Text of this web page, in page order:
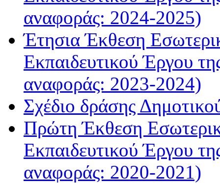
αναφοράς: 2024-2025)
Έτησια Έκθεση
Εκπαιδευτικού Έργου
αναφοράς: 2023-2024)
Σχέδιο δράσης
Πρώτη Έκθεση
Εκπαιδευτικού Έργου
αναφοράς: 2020-2021)